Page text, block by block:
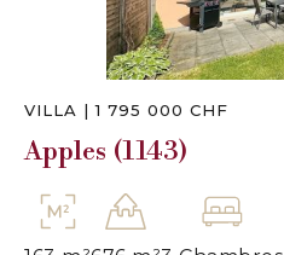
VILLA | 1 795 000 CHF
Apples (1143)